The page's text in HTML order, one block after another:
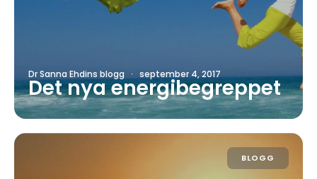
Dr Sanna Ehdins blogg · september 4, 2017
Det nya energibegreppet
BLOGG